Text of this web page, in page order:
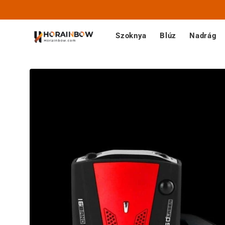
tartalomhoz
Szoknya Blúz Nadrág